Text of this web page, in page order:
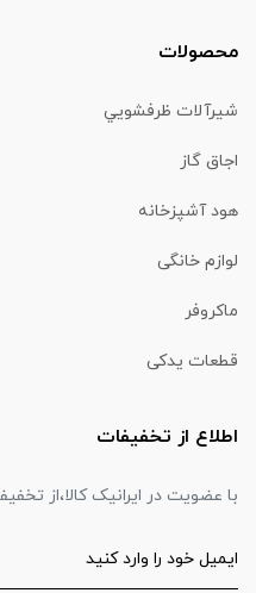
محصولات
شیرآلات ظرفشويي
اجاق گاز
هود آشپزخانه
لوازم خانگی
ماكروفر
قطعات یدکی
اطلاع از تخفیفات
با عضویت در ایرانیک کالا،از